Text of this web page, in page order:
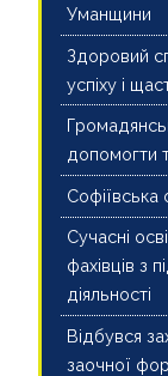
Уманщини
Здоровий
успіху і
допомогти
Софіївська
Сучасні
фахівців з
діяльності
Відбувся
заочної